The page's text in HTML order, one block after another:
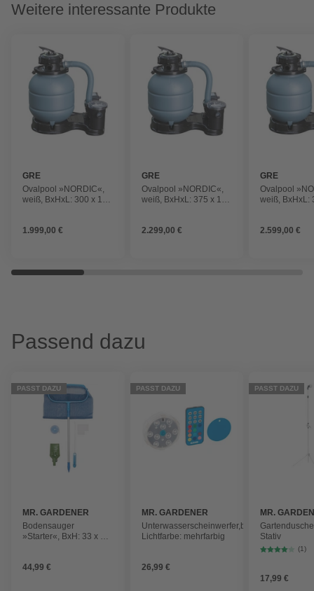
Weitere interessante Produkte
GRE
Ovalpool »NORDIC«,
weiß, BxHxL: 300 x 120
1.999,00 €
GRE
Ovalpool »NORDIC«,
weiß, BxHxL: 375 x 120
2.299,00 €
GRE
Ovalpool
weiß, BxHxL:
2.599,00 €
Passend dazu
PASST DAZU
MR. GARDENER
Bodensauger
»Starter«, BxH: 33 x 39
44,99 €
PASST DAZU
MR. GARDENER
Unterwasserscheinwerfer,batteriebetrieben,
Lichtfarbe: mehrfarbig
26,99 €
PASST DAZU
MR.
Stativ
(1)
17,99 €